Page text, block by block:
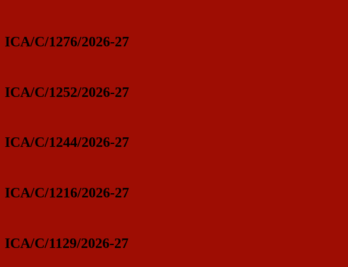
ICA/C/1276/2026-27
ICA/C/1252/2026-27
ICA/C/1244/2026-27
ICA/C/1216/2026-27
ICA/C/1129/2026-27